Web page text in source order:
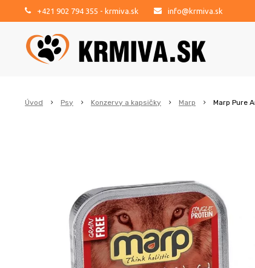
+421 902 794 355 - krmiva.sk info@krmiva.sk
Úvod Psy Konzervy a kapsičky Marp Marp Pure